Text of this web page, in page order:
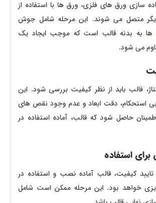
سازی ورق های فلزی، ورق ‌ها با استفاده از
متصل می ‌شوند. این مرحله شامل جوش
ها به بدنه قالب است که موجب ایجاد یک
می‌ شود.
قالب باید از نظر کیفیت بررسی شود. این
استحکام، دقت ابعاد و عدم وجود نقص ‌های
حاصل شود که قالب، آماده استفاده در
کیفیت، قالب آماده نصب و استفاده در
خواهد بود. این مرحله ممکن است شامل